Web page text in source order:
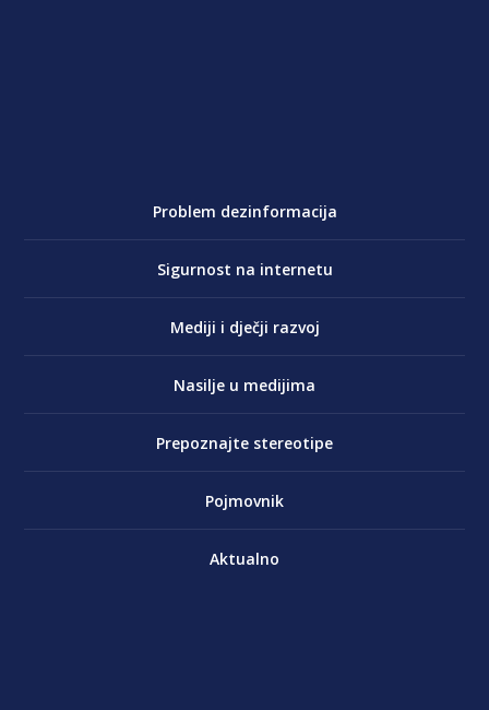
Problem dezinformacija
Sigurnost na internetu
Mediji i dječji razvoj
Nasilje u medijima
Prepoznajte stereotipe
Pojmovnik
Aktualno